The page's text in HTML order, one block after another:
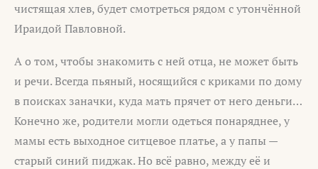
чистящая хлев, будет смотреться рядом с утончённой
Ираидой Павловной.
А о том, чтобы знакомить с ней отца, не может быть
и речи. Всегда пьяный, носящийся с криками по дому
в поисках заначки, куда мать прячет от него деньги…
Конечно же, родители могли одеться понаряднее, у
мамы есть выходное ситцевое платье, а у папы —
старый синий пиджак. Но всё равно, между её и